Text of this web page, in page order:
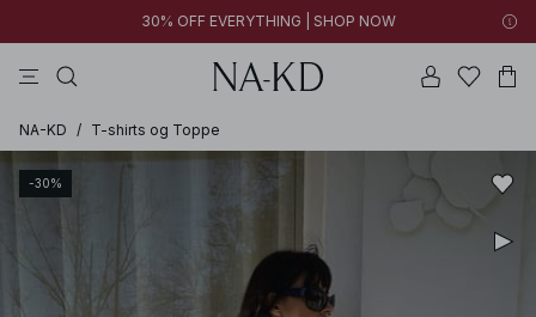
30% OFF EVERYTHING | SHOP NOW
NA-KD / T-shirts og Toppe
-30%